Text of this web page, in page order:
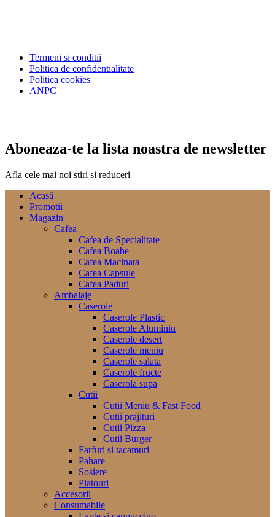
Termeni si conditii
Politica de confidentialitate
Politica cookies
ANPC
Aboneaza-te la lista noastra de newsletter
Afla cele mai noi stiri si reduceri
Acasă
Promotii
Magazin
Cafea
Cafea de Specialitate
Cafea Boabe
Cafea Macinata
Cafea Capsule
Cafea Paduri
Ambalaje
Caserole
Caserole Plastic
Caserole Aluminiu
Caserole desert
Caserole meniu
Caserole salata
Caserole fructe
Caserola supa
Cutii
Cutii Meniu & Fast Food
Cutii prajituri
Cutii Pizza
Cutii Burger
Farfuri si tacamuri
Pahare
Sosiere
Platouri
Accesorii
Consumabile